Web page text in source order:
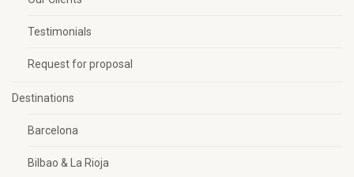
Testimonials
Request for proposal
Destinations
Barcelona
Bilbao & La Rioja